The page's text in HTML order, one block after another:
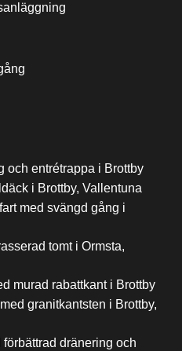
och entrétrappa i Brottby
i Brottby, Vallentuna
med svängd gång i
tomt i Ormsta,
murad rabattkant i Brottby
granitkantsten i Brottby,
dränering och